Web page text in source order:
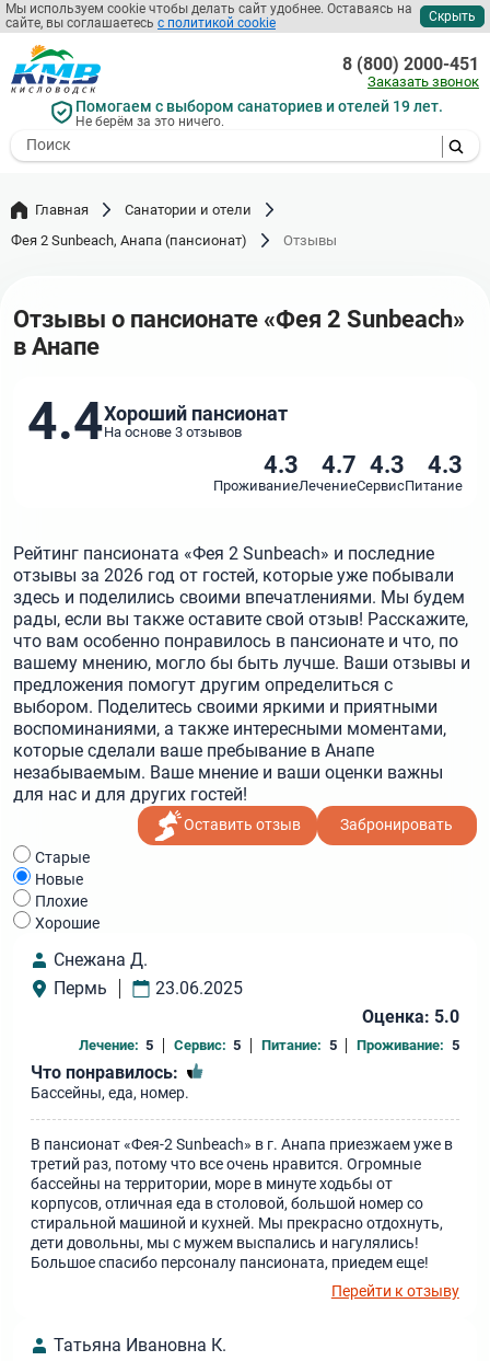
Мы используем cookie чтобы делать сайт удобнее. Оставаясь на
сайте, вы соглашаетесь с политикой cookie Скрыть
Перейти
к
основному
содержанию
Помогаем с выбором санаториев и отелей 19 лет.
Не берём за это ничего.
- I agree to the processing of my
8 (800) 2000-451
Заказать звонок
Главная
Санатории и отели
Фея 2 Sunbeach, Анапа (пансионат)
Отзывы
Отзывы о пансионате «Фея 2 Sunbeach»
в Анапе
4.4Хороший пансионат
На основе 3 отзывов
4.3
Проживание
4.7
Лечение
4.3
Сервис
4.3
Питание
Рейтинг пансионата «Фея 2 Sunbeach» и последние
отзывы за 2026 год от гостей, которые уже побывали
здесь и поделились своими впечатлениями. Мы будем
рады, если вы также оставите свой отзыв! Расскажите,
что вам особенно понравилось в пансионате и что, по
вашему мнению, могло бы быть лучше. Ваши отзывы и
предложения помогут другим определиться с
выбором. Поделитесь своими яркими и приятными
воспоминаниями, а также интересными моментами,
которые сделали ваше пребывание в Анапе
незабываемым. Ваше мнение и ваши оценки важны
для нас и для других гостей!
Оставить отзыв
Забронировать
Cтарые
Новые
Плохие
Хорошие
Снежана Д.
Пермь
23.06.2025
Оценка: 5.0
Лечение: 5 Сервис: 5 Питание: 5 Проживание: 5
Что понравилось:
Бассейны, еда, номер.
В пансионат «Фея-2 Sunbeach» в г. Анапа приезжаем уже в
третий раз, потому что все очень нравится. Огромные
бассейны на территории, море в минуте ходьбы от
корпусов, отличная еда в столовой, большой номер со
стиральной машиной и кухней. Мы прекрасно отдохнуть,
дети довольны, мы с мужем выспались и нагулялись!
Большое спасибо персоналу пансионата, приедем еще!
Перейти к отзыву
Татьяна Ивановна К.